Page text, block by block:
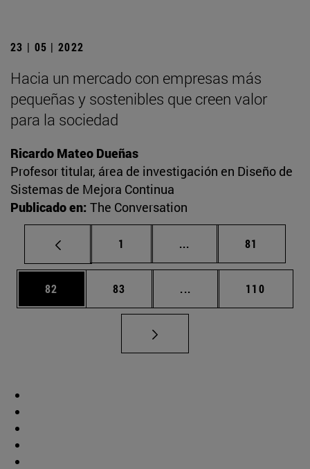
23 | 05 | 2022
Hacia un mercado con empresas más
pequeñas y sostenibles que creen valor
para la sociedad
Ricardo Mateo Dueñas
Profesor titular, área de investigación en Diseño de
Sistemas de Mejora Continua
Publicado en: The Conversation
Página
1 ... Páginas intermedias
Página
81
Página
82 Página
83 ... Páginas intermedias
Página
110